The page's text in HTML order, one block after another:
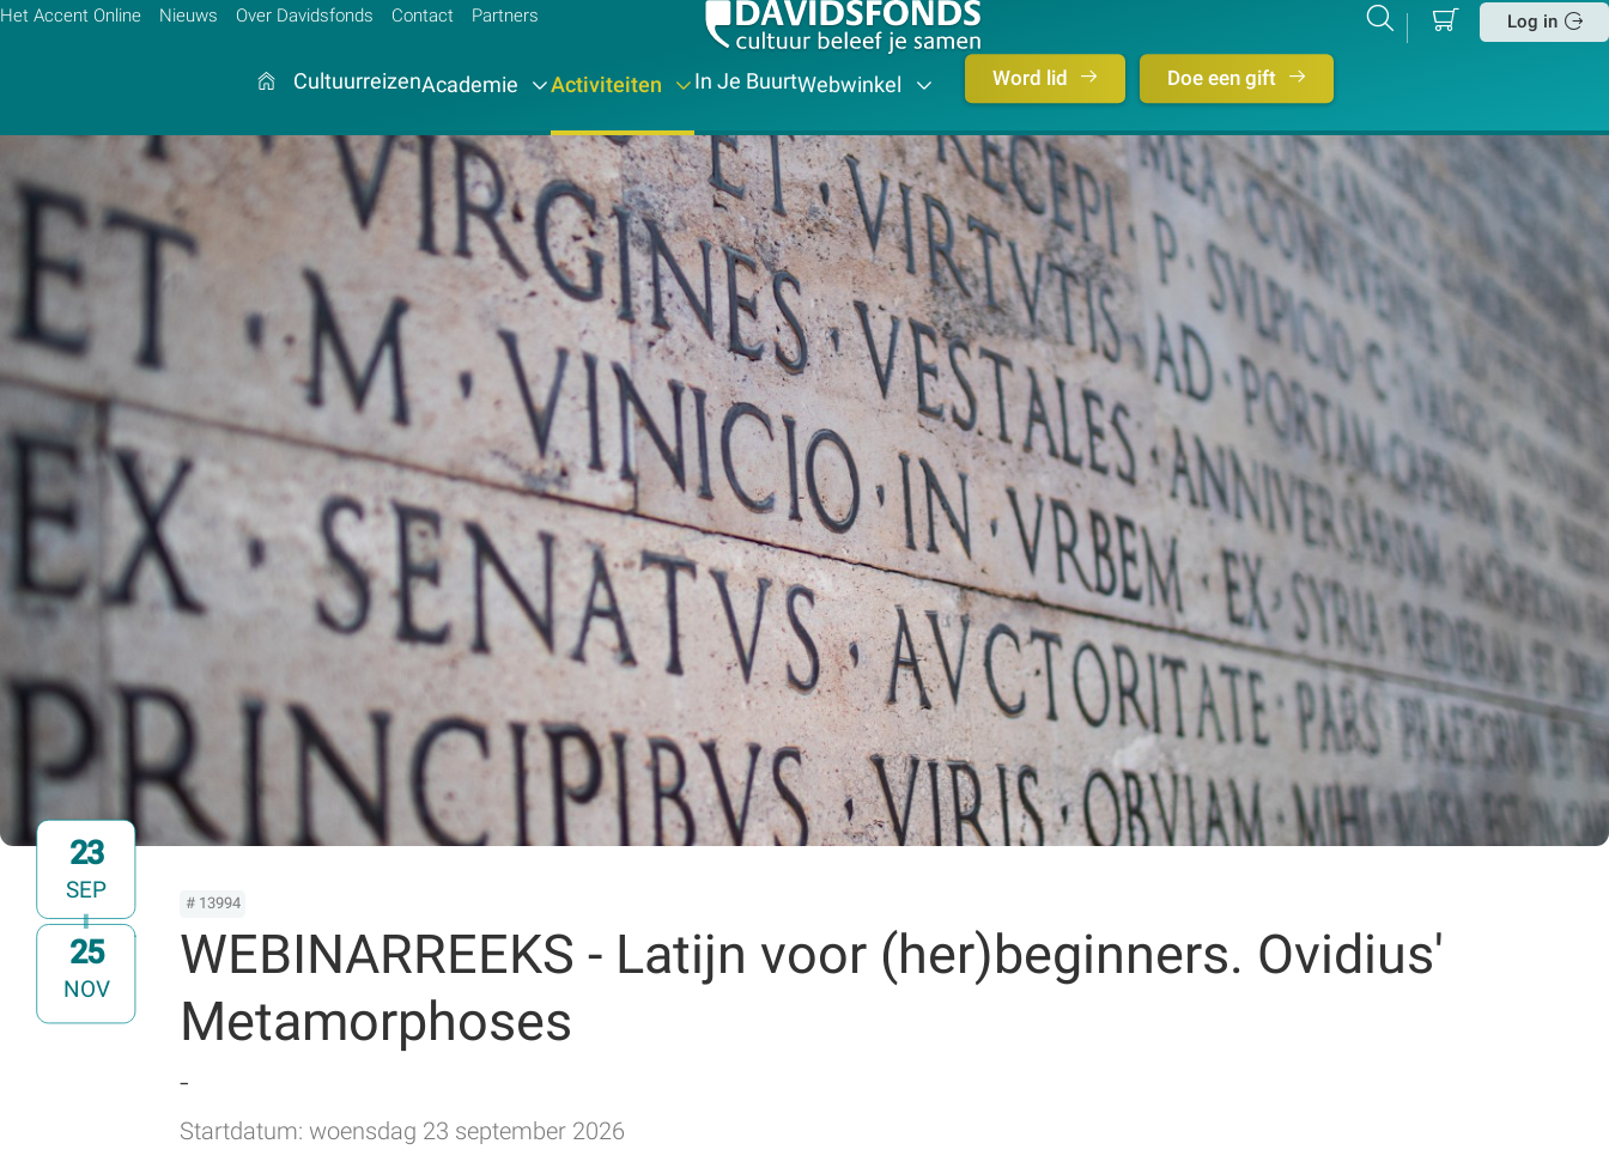
Het Accent Online Nieuws Over Davidsfonds Contact Partners Zoeken
Mijn
winkelmand
BetalenLog in
CultuurreizenAcademie Activiteiten In Je BuurtWebwinkel Word lid Doe een gift
23
SEP
t/m
25
NOV
# 13994
WEBINARREEKS - Latijn voor (her)beginners. Ovidius'
Metamorphoses
-
Startdatum: woensdag 23 september 2026
Zoek:
Zoeken